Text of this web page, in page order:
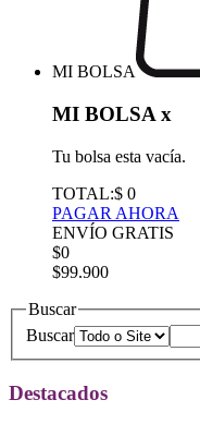
MI BOLSA
MI BOLSA x
Tu bolsa esta vacía.
TOTAL:$ 0
PAGAR AHORA
ENVÍO GRATIS
$0
$99.900
Buscar
Buscar
Destacados